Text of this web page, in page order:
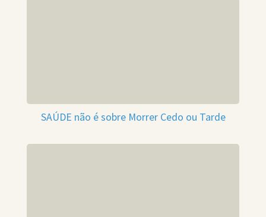
SAÚDE não é sobre Morrer Cedo ou Tarde